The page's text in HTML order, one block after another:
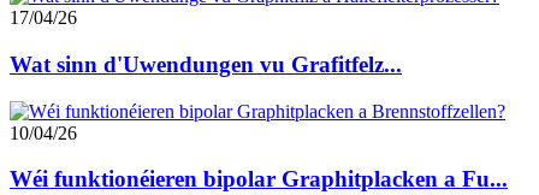
17/04/26
Wat sinn d'Uwendungen vu Grafitfelz...
10/04/26
Wéi funktionéieren bipolar Graphitplacken a Fu...